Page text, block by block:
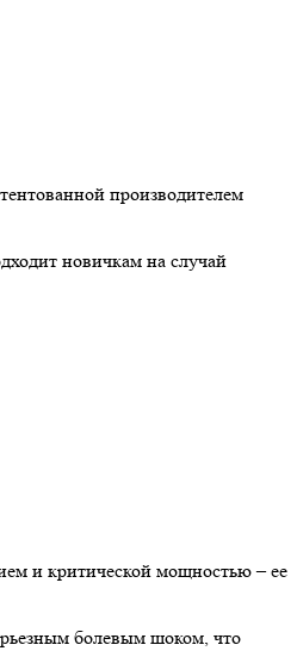
производителем
новичкам на случай
и критической мощностью – ее
болевым шоком, что